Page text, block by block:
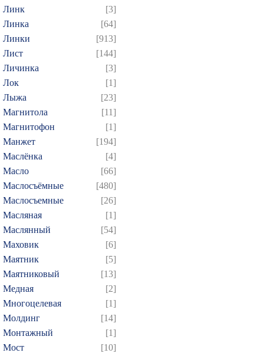
Линк
[3]
Линка
[64]
Линки
[913]
Лист
[144]
Личинка
[3]
Лок
[1]
Лыжа
[23]
Магнитола
[11]
Магнитофон
[1]
Манжет
[194]
Маслёнка
[4]
Масло
[66]
Маслосъёмные
[480]
Маслосъемные
[26]
Масляная
[1]
Маслянный
[54]
Маховик
[6]
Маятник
[5]
Маятниковый
[13]
Медная
[2]
Многоцелевая
[1]
Молдинг
[14]
Монтажный
[1]
Мост
[10]